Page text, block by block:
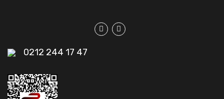
0212 244 17 47